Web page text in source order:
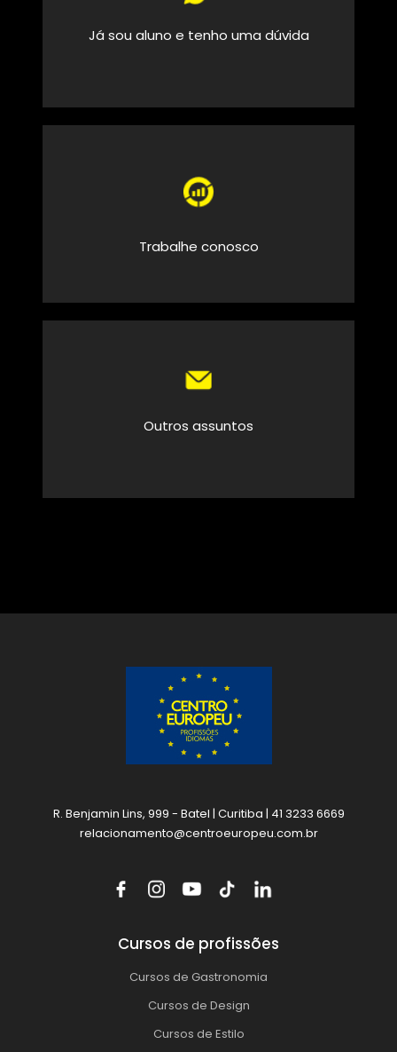
Já sou aluno e tenho uma dúvida
Trabalhe conosco
Outros assuntos
R. Benjamin Lins, 999 - Batel | Curitiba | 41 3233 6669
relacionamento@centroeuropeu.com.br
Cursos de profissões
Cursos de Gastronomia
Cursos de Design
Cursos de Estilo